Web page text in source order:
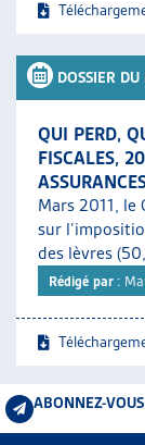
DOSSIER
QUI PERD,
FISCALES,
Mars 2011, le
sur
des lèvres
Rédigé par :
ABONNEZ-